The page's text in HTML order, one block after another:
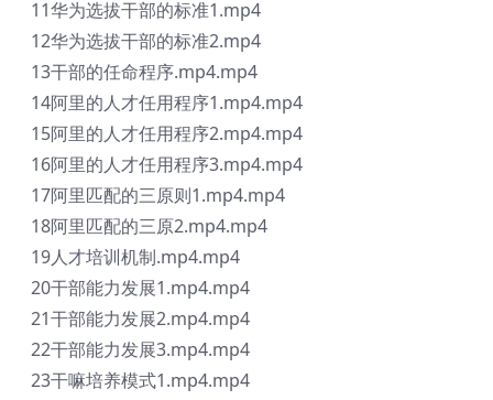
11华为选拔干部的标准1.mp4
12华为选拔干部的标准2.mp4
13干部的任命程序.mp4.mp4
14阿里的人才任用程序1.mp4.mp4
15阿里的人才任用程序2.mp4.mp4
16阿里的人才任用程序3.mp4.mp4
17阿里匹配的三原则1.mp4.mp4
18阿里匹配的三原2.mp4.mp4
19人才培训机制.mp4.mp4
20干部能力发展1.mp4.mp4
21干部能力发展2.mp4.mp4
22干部能力发展3.mp4.mp4
23干嘛培养模式1.mp4.mp4